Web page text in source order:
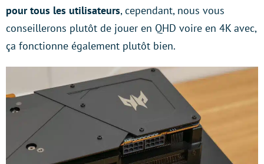
pour tous les utilisateurs, cependant, nous vous
conseillerons plutôt de jouer en QHD voire en 4K avec,
ça fonctionne également plutôt bien.